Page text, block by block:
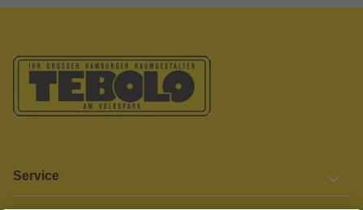
Service